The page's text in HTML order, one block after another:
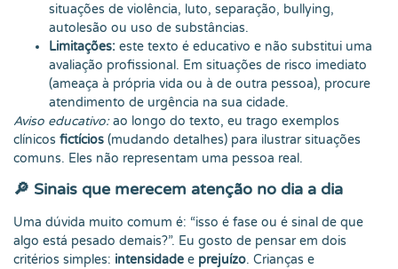
situações de violência, luto, separação, bullying,
autolesão ou uso de substâncias.
Limitações: este texto é educativo e não substitui uma
avaliação profissional. Em situações de risco imediato
(ameaça à própria vida ou à de outra pessoa), procure
atendimento de urgência na sua cidade.
Aviso educativo:ao longo do texto, eu trago exemplos
clínicos fictícios (mudando detalhes) para ilustrar situações
comuns. Eles não representam uma pessoa real.
🔎 Sinais que merecem atenção no dia a dia
Uma dúvida muito comum é: “isso é fase ou é sinal de que
algo está pesado demais?”. Eu gosto de pensar em dois
critérios simples: intensidade e prejuízo. Crianças e